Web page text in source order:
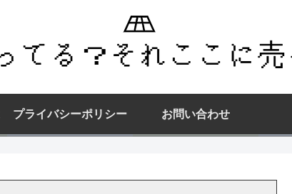
プライバシーポリシー お問い合わせ